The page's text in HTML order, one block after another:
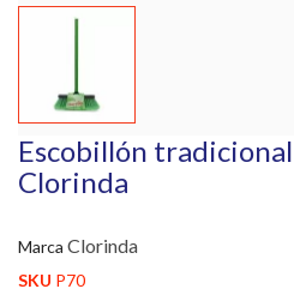
Escobillón
Clorinda
Marca Clorinda
SKU P70